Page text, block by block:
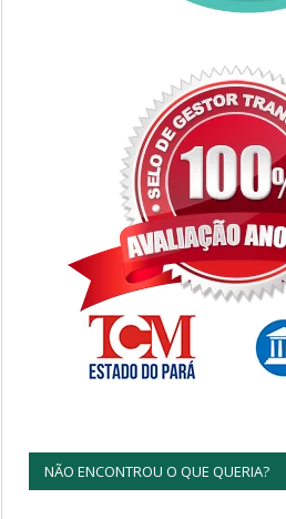
NÃO ENCONTROU O QUE QUERIA?